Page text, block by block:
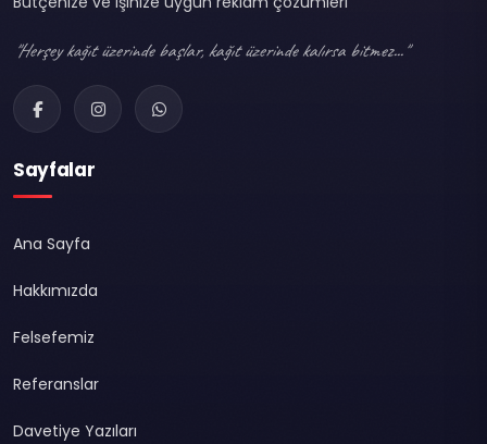
"Herşey kağıt üzerinde başlar, kağıt üzerinde kalırsa bitmez..."
Sayfalar
Ana Sayfa
Hakkımızda
Felsefemiz
Referanslar
Davetiye Yazıları